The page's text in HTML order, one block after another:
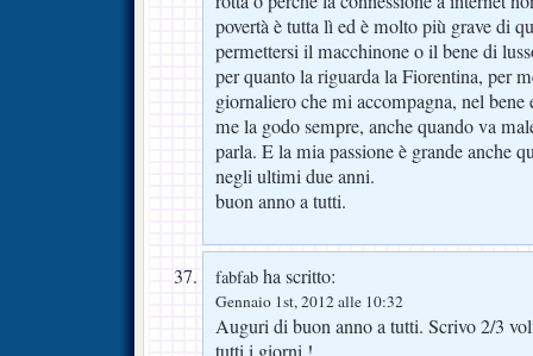
povertà è tutta lì ed è molto più grave di
permettersi il macchinone o il bene di
per quanto la riguarda la Fiorentina, per
giornaliero che mi accompagna, nel bene
me la godo sempre, anche quando va
parla. E la mia passione è grande anche
negli ultimi due anni.
buon anno a tutti.
fabfab ha scritto:
Gennaio 1st, 2012 alle 10:32
Auguri di buon anno a tutti. Scrivo 2/3